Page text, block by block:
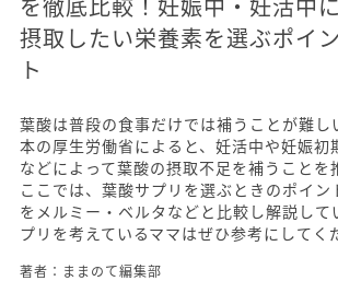
摂取したい栄養素を選ぶポイン
ト
葉酸は普段の食事だけでは補うことが難し
本の厚生労働省によると、妊活中や妊娠初
などによって葉酸の摂取不足を補うことを
ここでは、葉酸サプリを選ぶときのポイン
をメルミー・ベルタなどと比較し解説して
プリを考えているママはぜひ参考にしてく
著者：ままのて編集部